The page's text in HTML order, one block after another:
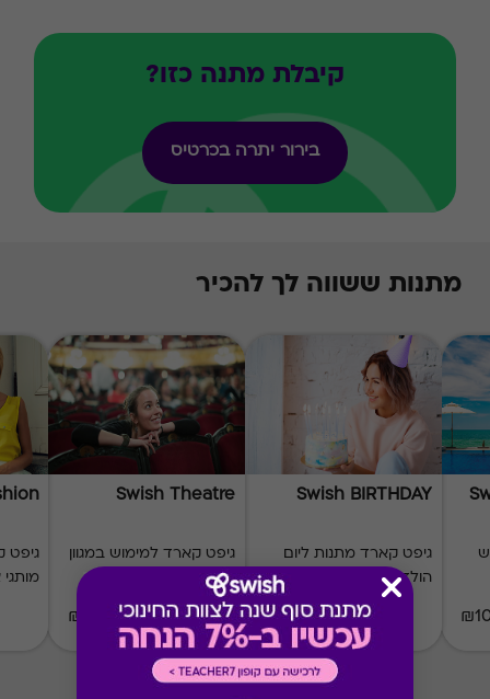
קיבלת מתנה כזו?
בירור יתרה בכרטיס
מתנות ששווה לך להכיר
Swish BIRTHDAY
גיפט קארד מתנות ליום
הולדת
₪50-₪500
Swish Theatre
גיפט קארד למימוש במגוון
תיאטראות
₪50-₪500
גיפט